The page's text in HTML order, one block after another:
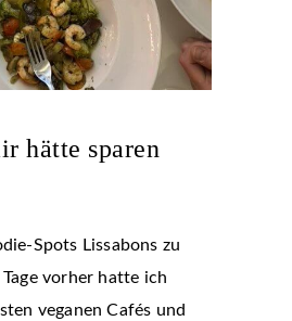
hätte sparen
Spots Lissabons zu
vorher hatte ich
veganen Cafés und